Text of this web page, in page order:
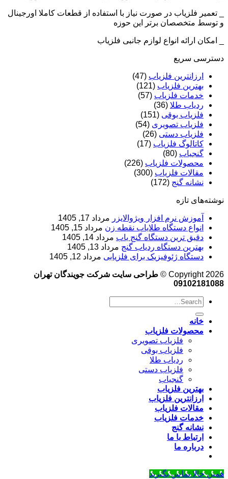
_ تعمیر فلزیاب در صورت نیاز با استفاده از قطعات کاملا اورجینال
و توسط متخصصان برتر این حوزه
_ امکان ارائه انواع لوازم جانبی فلزیاب
دسترسی سریع
ارزانترین فلزیاب (47)
بهترین فلزیاب (121)
خدمات فلزیاب (57)
ردیاب طلا (36)
فلزیاب بوقی (151)
فلزیاب تصویری (54)
فلزیاب دستی (26)
کاتالوگ فلزیاب (17)
گنجیاب (80)
محصولات فلزیاب (226)
مقالات فلزیاب (300)
نشانه گنج (172)
نوشته‌های تازه
آموزش نرم‌ افزار ویژوالایزر مرداد 17, 1405
انواع دستگاه طلایاب نقطه زن مرداد 15, 1405
دقیق ترین دستگاه گنج یاب مرداد 14, 1405
بهترین دستگاه ردیاب گنج مرداد 13, 1405
دستگاه ژئوفیزیک برای فلزیابی مرداد 12, 1405
Copyright 2026 ©
طراحی سایت شرکت جویندگان تهران
09102181088
خانه
محصولات فلزیاب
فلزیاب تصویری
فلزیاب بوقی
ردیاب طلا
فلزیاب دستی
گنجیاب
بهترین فلزیاب
ارزانترین فلزیاب
مقالات فلزیاب
خدمات فلزیاب
نشانه گنج
ارتباط با ما
درباره ما
همین حالا تماس بگیرید